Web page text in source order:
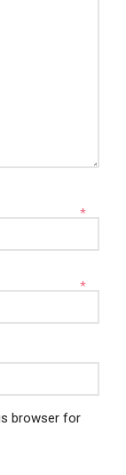
*
*
browser for